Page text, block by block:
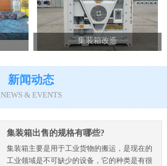
集装箱改造
新闻动态
NEWS & EVENTS
集装箱出售的规格有哪些?
集装箱主要是用于工业货物的搬运，是现在的
工业领域是不可缺少的设备，它的种类是有很